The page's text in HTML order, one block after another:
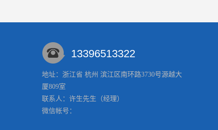
13396513322
地址：浙江省 杭州 滨江区南环路3730号源越大
厦809室
联系人：许生先生 （经理）
微信帐号：